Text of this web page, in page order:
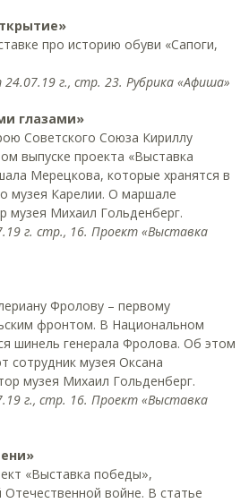
про историю обуви «Сапоги,
г., стр. 23. Рубрика «Афиша»
глазами»
Советского Союза Кириллу
выпуске проекта «Выставка
Мерецкова, которые хранятся в
музея Карелии. О маршале
музея Михаил Гольденберг.
г. стр., 16. Проект «Выставка
Фролову – первому
фронтом. В Национальном
шинель генерала Фролова. Об этом
сотрудник музея Оксана
музея Михаил Гольденберг.
г., стр. 16. Проект «Выставка
«Выставка победы»,
войне. В статье